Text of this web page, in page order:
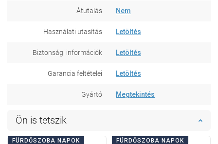
Átutalás Nem
Használati utasítás Letöltés
Biztonsági információk Letöltés
Garancia feltételei Letöltés
Gyártó Megtekintés
Ön is tetszik
FÜRDŐSZOBA NAPOK FÜRDŐSZOBA NAPOK